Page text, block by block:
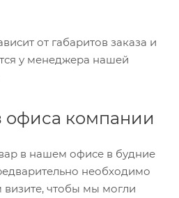
от габаритов заказа и
у менеджера нашей
офиса компании
в нашем офисе в будние
необходимо
чтобы мы могли